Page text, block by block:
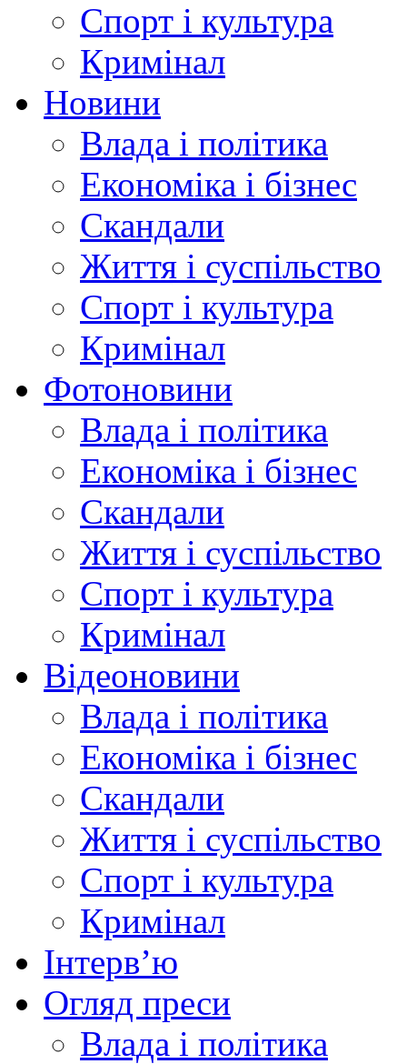
Спорт і культура
Кримінал
Новини
Влада і політика
Економіка і бізнес
Скандали
Життя і суспільство
Спорт і культура
Кримінал
Фотоновини
Влада і політика
Економіка і бізнес
Скандали
Життя і суспільство
Спорт і культура
Кримінал
Відеоновини
Влада і політика
Економіка і бізнес
Скандали
Життя і суспільство
Спорт і культура
Кримінал
Інтерв’ю
Огляд преси
Влада і політика